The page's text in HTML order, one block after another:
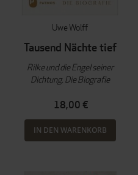
Uwe Wolff
Tausend Nächte tief
Rilke und die Engel seiner
Dichtung. Die Biografie
18,00 €
IN DEN WARENKORB